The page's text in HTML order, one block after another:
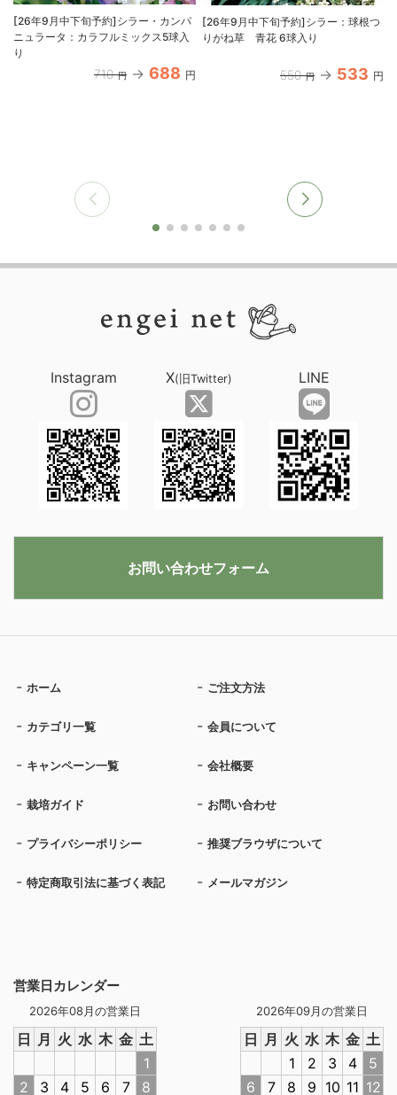
[26年9月中下旬予約]シラー・カンパ
ニュラータ：カラフルミックス5球入
り
710 円 688 円
[26年9月中下旬予約]シラー：球根つ
りがね草 青花 6球入り
550 円 533 円
営業日カレンダー
2026年08月の営業日
日 月 火 水 木 金 土
1
2
3 4 5 6 7 8
2026年09月の営業日
日 月 火 水 木 金 土
1
2 3 4
5
6
7 8 9 10 11 12
ホーム ご注文方法
カテゴリ一覧 会員について
キャンペーン一覧 会社概要
栽培ガイド お問い合わせ
プライバシーポリシー 推奨ブラウザについて
特定商取引法に基づく表記 メールマガジン
Instagram X(旧Twitter) LINE
お問い合わせフォーム